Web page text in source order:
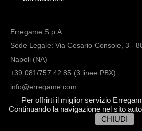
Per offrirti il miglior servizio
Continuando la navigazione nel sito
CHIUDI
Erregame S.p.A.
Sede Legale: Via Cesario Console, 3 -
Napoli (NA)
+39 081/757.42.85 (3 linee PBX)
info@erregame.com